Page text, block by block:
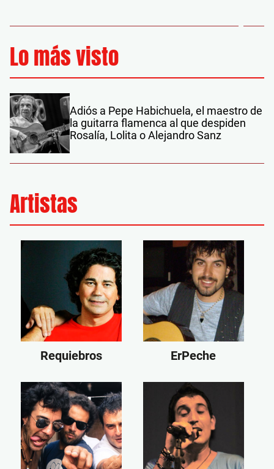
Lo más visto
Adiós a Pepe Habichuela, el maestro de
la guitarra flamenca al que despiden
Rosalía, Lolita o Alejandro Sanz
Artistas
Requiebros ErPeche